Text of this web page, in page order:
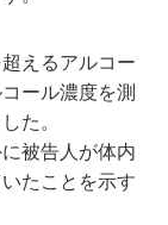
えるアルコー
ール濃度を測
た。
被告人が体内
たことを示す